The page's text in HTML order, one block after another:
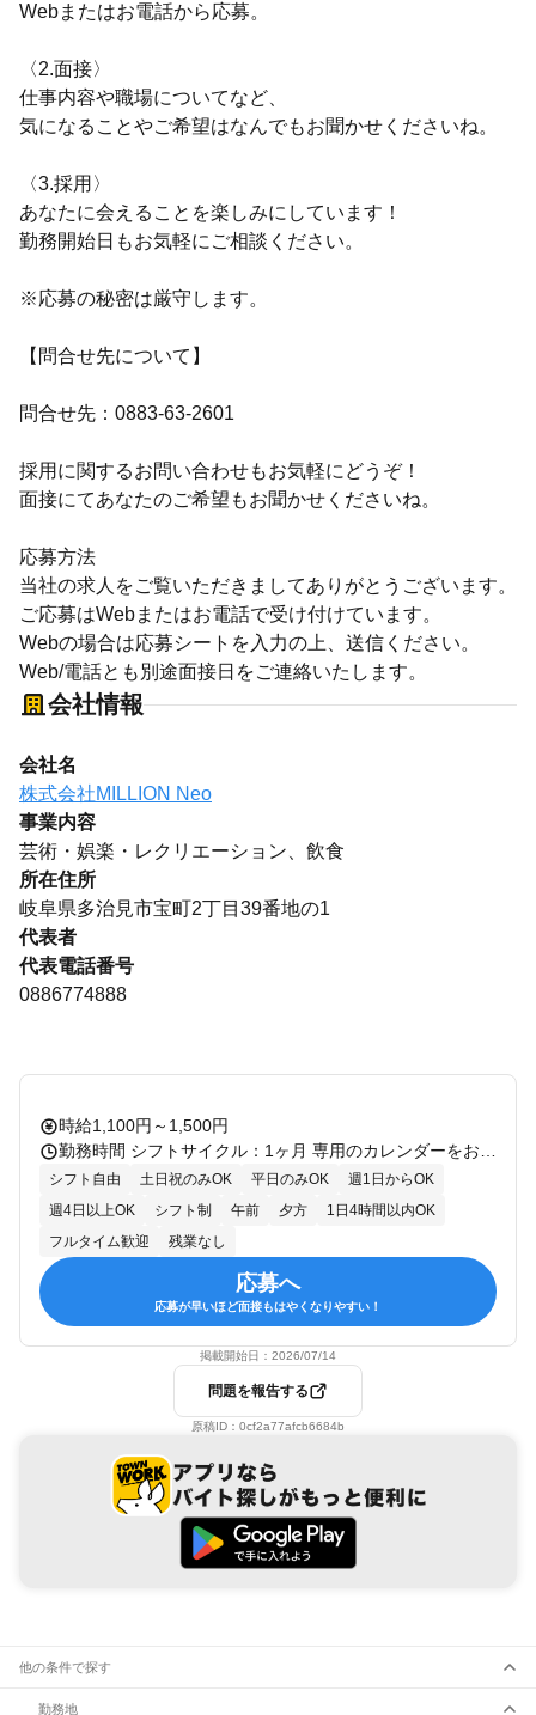
Webまたはお電話から応募。
〈2.面接〉
仕事内容や職場についてなど、
気になることやご希望はなんでもお聞かせくださいね。
〈3.採用〉
あなたに会えることを楽しみにしています！
勤務開始日もお気軽にご相談ください。
※応募の秘密は厳守します。
【問合せ先について】
問合せ先：0883-63-2601
採用に関するお問い合わせもお気軽にどうぞ！
面接にてあなたのご希望もお聞かせくださいね。
応募方法
当社の求人をご覧いただきましてありがとうございます。
ご応募はWebまたはお電話で受け付けています。
Webの場合は応募シートを入力の上、送信ください。
Web/電話とも別途面接日をご連絡いたします。
会社情報
会社名
株式会社MILLION Neo
事業内容
芸術・娯楽・レクリエーション、飲食
所在住所
岐阜県多治見市宝町2丁目39番地の1
代表者
代表電話番号
0886774888
時給1,100円～1,500円
シフト自由 土日祝のみOK 平日のみOK
週1日からOK
週4日以上OK
シフト制 午前 夕方
1日4時間以内OK
フルタイム歓迎
残業なし
応募へ
応募が早いほど面接もはやくなりやすい！
掲載開始日： 2026/07/14
問題を報告する
原稿ID： 0cf2a77afcb6684b
他の条件で探す
勤務地